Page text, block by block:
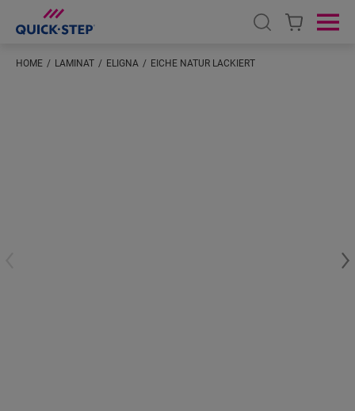
Open search
HOME LAMINAT ELIGNA EICHE NATUR LACKIERT